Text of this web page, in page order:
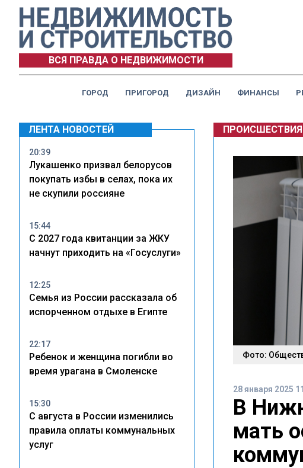
ВСЯ ПРАВДА О НЕДВИЖИМОСТИ
ГОРОД ПРИГОРОД ДИЗАЙН ФИНАНСЫ
ЛЕНТА НОВОСТЕЙ
20:39
Лукашенко призвал белорусов
покупать избы в селах, пока их
не скупили россияне
15:44
С 2027 года квитанции за ЖКУ
начнут приходить на «Госуслуги»
12:25
Семья из России рассказала об
испорченном отдыхе в Египте
22:17
Ребенок и женщина погибли во
время урагана в Смоленске
15:30
С августа в России изменились
правила оплаты коммунальных
услуг
ПРОИСШЕСТВИЯ
Фото:
28 января 2025
В
мать